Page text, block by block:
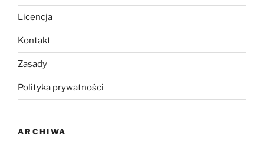
Licencja
Kontakt
Zasady
Polityka prywatności
ARCHIWA